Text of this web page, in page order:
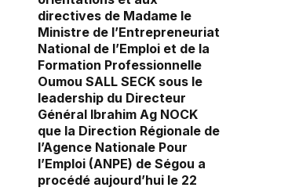
directives de Madame le
Ministre de l’Entrepreneuriat
National de l’Emploi et de la
Formation Professionnelle
Oumou SALL SECK sous le
leadership du Directeur
Général Ibrahim Ag NOCK
que la Direction Régionale de
l’Agence Nationale Pour
l’Emploi (ANPE) de Ségou a
procédé aujourd’hui le 22